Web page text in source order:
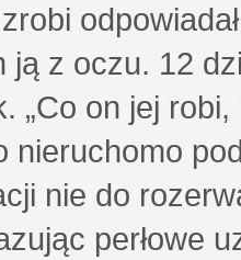
ją z oczu. 12
„Co on jej
nieruchomo
nie do
perłowe